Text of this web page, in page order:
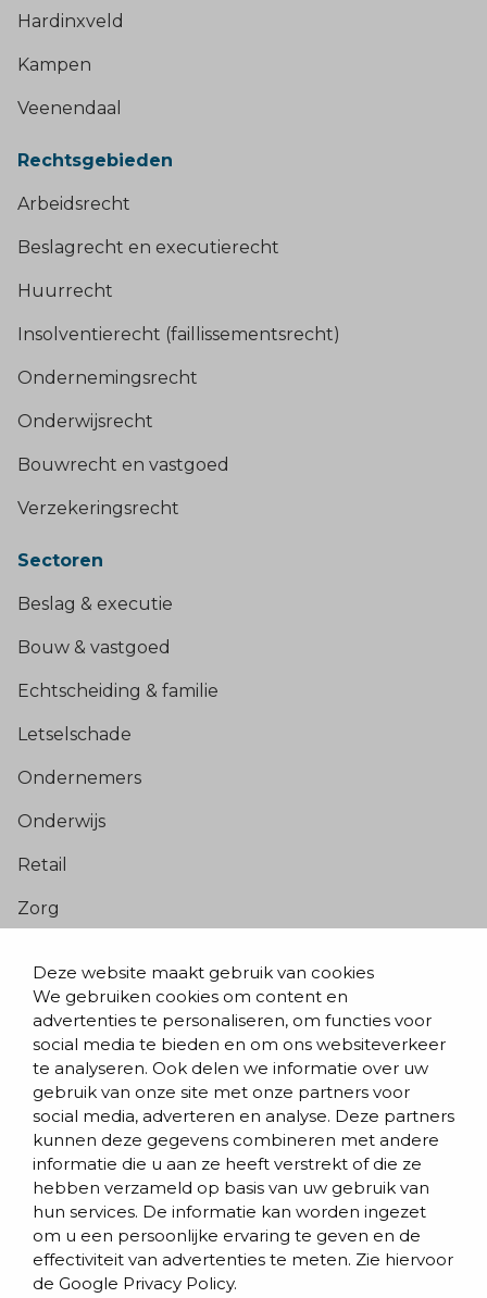
Deze website maakt gebruik van cookies
We gebruiken cookies om content en
advertenties te personaliseren, om functies voor
social media te bieden en om ons websiteverkeer
te analyseren. Ook delen we informatie over uw
gebruik van onze site met onze partners voor
social media, adverteren en analyse. Deze partners
kunnen deze gegevens combineren met andere
informatie die u aan ze heeft verstrekt of die ze
hebben verzameld op basis van uw gebruik van
hun services. De informatie kan worden ingezet
om u een persoonlijke ervaring te geven en de
effectiviteit van advertenties te meten. Zie hiervoor
de Google Privacy Policy.
Hardinxveld
Kampen
Veenendaal
Rechtsgebieden
Arbeidsrecht
Beslagrecht en executierecht
Huurrecht
Insolventierecht (faillissementsrecht)
Ondernemingsrecht
Onderwijsrecht
Bouwrecht en vastgoed
Verzekeringsrecht
Sectoren
Beslag & executie
Bouw & vastgoed
Echtscheiding & familie
Letselschade
Ondernemers
Onderwijs
Retail
Zorg
Blogs & nieuws
Contact
Evenementen
Team
Werken bij BVD